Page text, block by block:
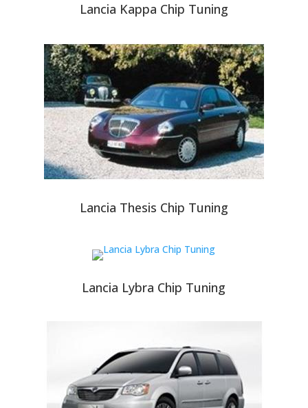
Lancia Kappa Chip Tuning
Lancia Thesis Chip Tuning
Lancia Lybra Chip Tuning